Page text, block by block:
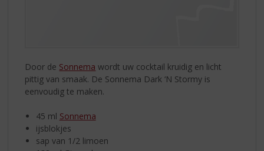
Door de Sonnema wordt uw cocktail kruidig en licht
pittig van smaak. De Sonnema Dark ‘N Stormy is
eenvoudig te maken.
45 ml Sonnema
ijsblokjes
sap van 1/2 limoen